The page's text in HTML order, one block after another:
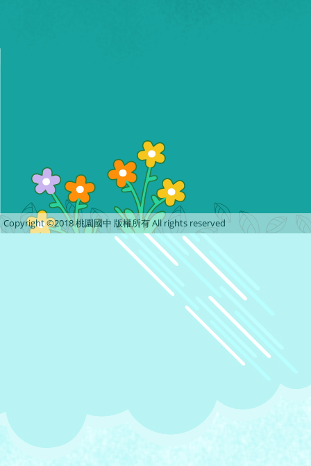
Copyright ©2018 桃園國中 版權所有 All rights reserved